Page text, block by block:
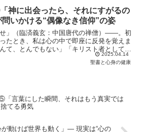
神に出会ったら、それにすがるの
いかける“偶像なき信仰”の姿
せ」（臨済義玄：中国唐代の禅僧）――。初
たとき、私は心の中で即座に反発を覚えま
て、とんでもない」「キリスト者として、
だ」そう思ったのです。しかし、...2025.04.14
聖書と心身の健康
「言葉にした瞬間、それはもう真実では
てる勇気
動けば世界も動く」― 現実は“心の